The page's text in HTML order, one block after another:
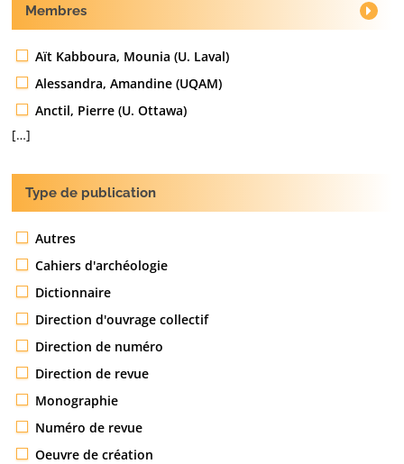
Membres
Aït Kabboura, Mounia (U. Laval)
Alessandra, Amandine (UQAM)
Anctil, Pierre (U. Ottawa)
[…]
Type de publication
Autres
Cahiers d'archéologie
Dictionnaire
Direction d'ouvrage collectif
Direction de numéro
Direction de revue
Monographie
Numéro de revue
Oeuvre de création